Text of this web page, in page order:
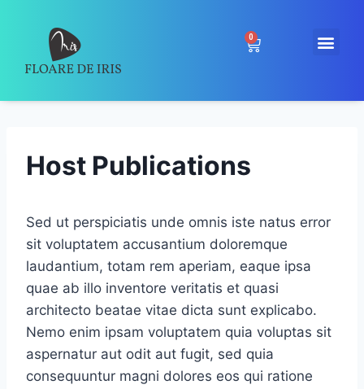
0
Host Publications
Sed ut perspiciatis unde omnis iste natus error
sit voluptatem accusantium doloremque
laudantium, totam rem aperiam, eaque ipsa
quae ab illo inventore veritatis et quasi
architecto beatae vitae dicta sunt explicabo.
Nemo enim ipsam voluptatem quia voluptas sit
aspernatur aut odit aut fugit, sed quia
consequuntur magni dolores eos qui ratione